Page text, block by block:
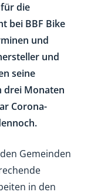
die
bei BBF Bike
und
und
seine
drei Monaten
Corona-
Gemeinden
in den